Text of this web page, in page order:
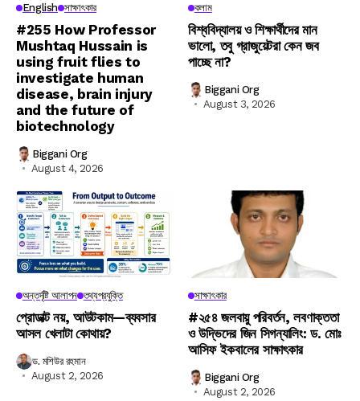
English সাক্ষাৎকার
#255 How Professor
Mushtaq Hussain is
using fruit flies to
investigate human
disease, brain injury
and the future of
biotechnology
Biggani Org
August 4, 2026
কলাম
বিশ্ববিদ্যালয় ও শিক্ষার্থীদের মান
ভালো, তবু গ্রাজুয়েটরা কেন জব
পাচ্ছে না?
Biggani Org
August 3, 2026
অন্তর্দৃষ্টি আলাপন তথ্যপ্রযুক্তি
প্রোডাক্ট নয়, আউটকাম—ব্যবসার
আসল খেলাটা কোথায়?
ড. মশিউর রহমান
August 2, 2026
সাক্ষাৎকার
#২৫৪ জলবায়ু পরিবর্তন, লবণাক্ততা
ও উদ্ভিদের জিন সিগন্যালিং: ড. মোঃ
আসিফ ইকবালের সাক্ষাৎকার
Biggani Org
August 2, 2026